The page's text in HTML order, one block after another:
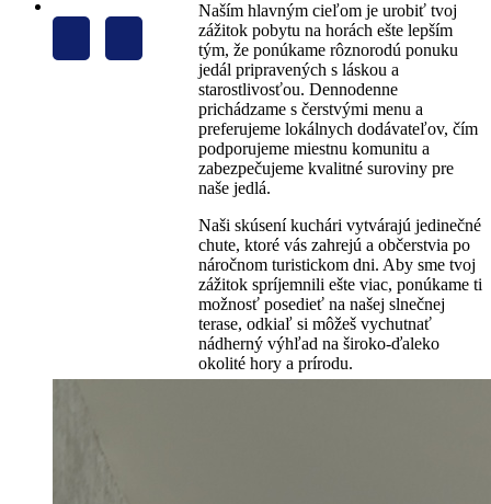
Naším hlavným cieľom je urobiť tvoj
zážitok pobytu na horách ešte lepším
tým, že ponúkame rôznorodú ponuku
jedál pripravených s láskou a
starostlivosťou. Dennodenne
prichádzame s čerstvými menu a
preferujeme lokálnych dodávateľov, čím
podporujeme miestnu komunitu a
zabezpečujeme kvalitné suroviny pre
naše jedlá.
Naši skúsení kuchári vytvárajú jedinečné
chute, ktoré vás zahrejú a občerstvia po
náročnom turistickom dni. Aby sme tvoj
zážitok spríjemnili ešte viac, ponúkame ti
možnosť posedieť na našej slnečnej
terase, odkiaľ si môžeš vychutnať
nádherný výhľad na široko-ďaleko
okolité hory a prírodu.